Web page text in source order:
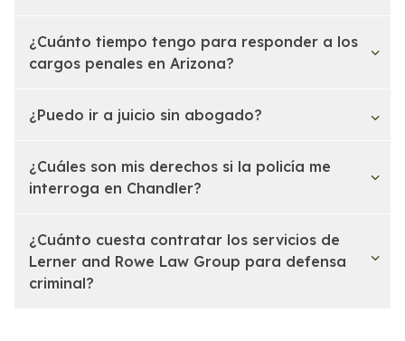
¿Cuánto tiempo tengo para responder a los
cargos penales en Arizona?
¿Puedo ir a juicio sin abogado?
¿Cuáles son mis derechos si la policía me
interroga en Chandler?
¿Cuánto cuesta contratar los servicios de
Lerner and Rowe Law Group para defensa
criminal?